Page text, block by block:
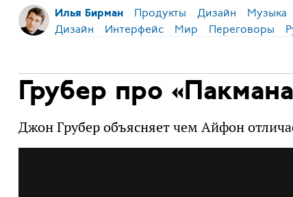
Илья Бирман Продукты Дизайн Музыка
Дизайн Интерфейс Мир Переговоры
Грубер про
Джон Грубер объясняет чем Айфон